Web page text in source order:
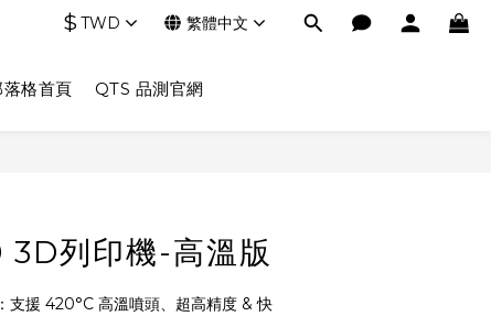
$ TWD 繁體中文
落格首頁 QTS 品測官網
列印機-高溫版
支援 420°C 高溫噴頭、超高精度 & 快